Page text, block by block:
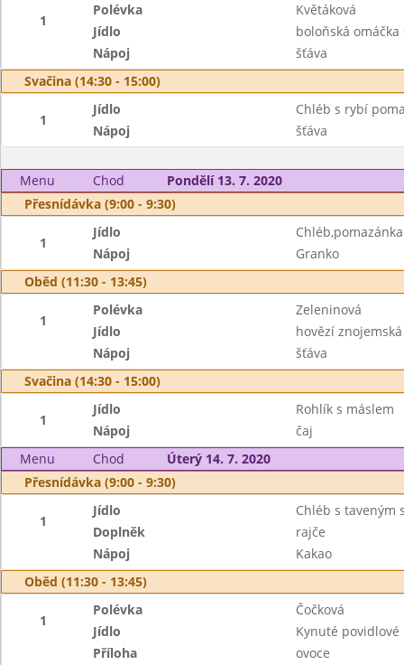
1
Polévka
Květáková
Jídlo
boloňská
Nápoj
šťáva
Svačina (14:30 - 15:00)
1
Jídlo
Chléb s rybí
Nápoj
šťáva
Menu Chod
Pondělí 13. 7. 2020
Přesnídávka (9:00 - 9:30)
1
Jídlo
Nápoj
Granko
Oběd (11:30 - 13:45)
1
Polévka
Zeleninová
Jídlo
hovězí
Nápoj
šťáva
Svačina (14:30 - 15:00)
1
Jídlo
Rohlík s máslem
Nápoj
čaj
Menu
Chod
Úterý 14. 7. 2020
Přesnídávka (9:00 - 9:30)
1
Jídlo
Chléb s taveným
Doplněk
rajče
Nápoj
Kakao
Oběd (11:30 - 13:45)
1
Polévka
Čočková
Jídlo
Kynuté
Příloha
ovoce